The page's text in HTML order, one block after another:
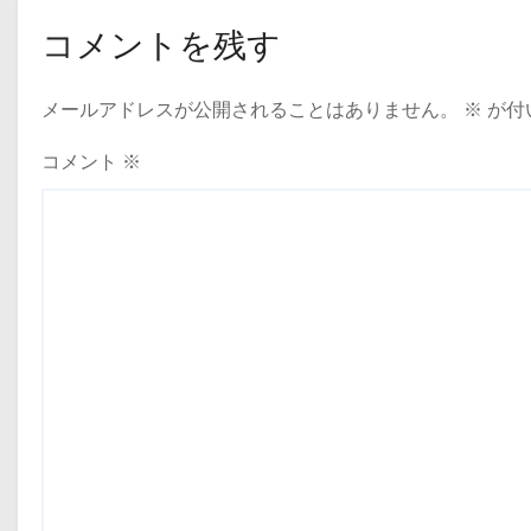
コメントを残す
メールアドレスが公開されることはありません。 ※ が付
コメント ※